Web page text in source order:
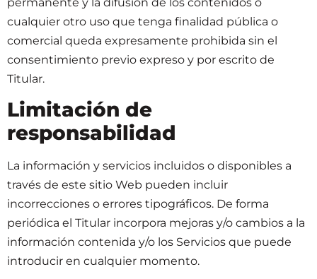
cualquier otro uso que tenga finalidad pública o
comercial queda expresamente prohibida sin el
consentimiento previo expreso y por escrito de
Titular.
Limitación de
responsabilidad
La información y servicios incluidos o disponibles a
través de este sitio Web pueden incluir
incorrecciones o errores tipográficos. De forma
periódica el Titular incorpora mejoras y/o cambios a la
información contenida y/o los Servicios que puede
introducir en cualquier momento.